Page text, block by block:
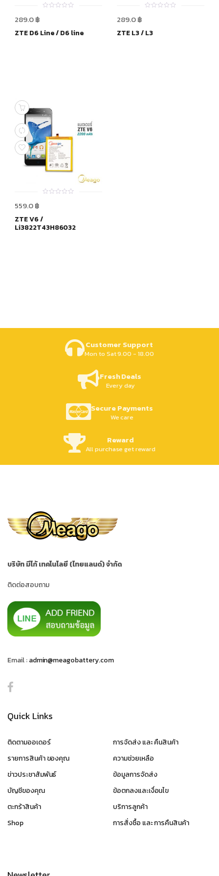
5
289.0฿
ZTE D6 Line / D6 line
5
289.0฿
ZTE L3 / L3
5
559.0฿
ZTE V6 /
Li3822T43H86032
Customer Support
Mon to Sat 9.00 - 18.00
Fresh Deals
Every day
Secure Payments
We care
Reward
All purchase get reward
บริษัท มีโก้ เทคโนโลยี (ไทยแลนด์) จำกัด
ติดต่อสอบถาม
Email :admin@meagobattery.com
Quick Links
ติดตามออเดอร์
รายการสินค้า ของคุณ
ข่าวประชาสัมพันธ์
บัญชีของคุณ
ตะกร้าสินค้า
Shop
การจัดส่ง และ คืนสินค้า
ความช่วยเหลือ
ข้อมูลการจัดส่ง
ข้อตกลงและเงื่อนไข
บริการลูกค้า
การสั่งซื้อ และ การคืนสินค้า